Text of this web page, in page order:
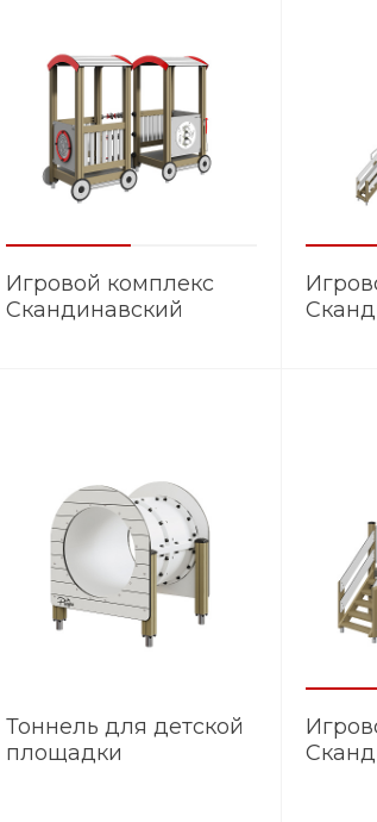
Игровой комплекс
Скандинавский
Тоннель для детской
площадки